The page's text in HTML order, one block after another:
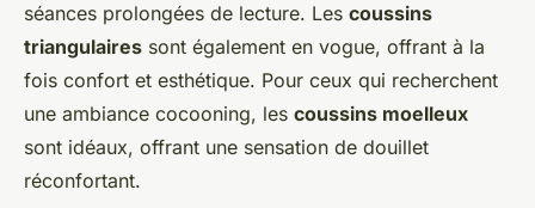
séances prolongées de lecture. Les coussins
triangulaires sont également en vogue, offrant à la
fois confort et esthétique. Pour ceux qui recherchent
une ambiance cocooning, les coussins moelleux
sont idéaux, offrant une sensation de douillet
réconfortant.